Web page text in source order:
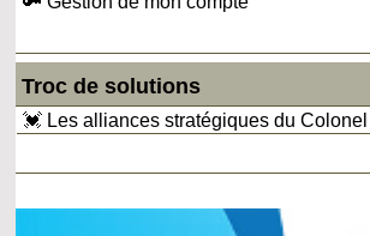
Troc de solutions
💓 Les alliances stratégiques du Colonel